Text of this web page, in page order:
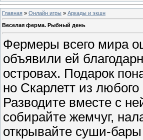
Главная » Онлайн игры » Аркады и экшн
Веселая ферма. Рыбный день
Фермеры всего мира
объявили ей
островах. Подарок
но Скарлетт из
Разводите вместе с
собирайте жемчуг,
открывайте суши-